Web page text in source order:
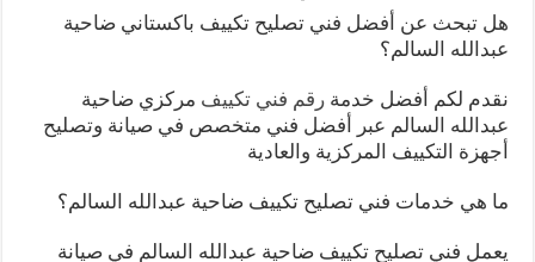
هل تبحث عن أفضل فني تصليح تكييف باكستاني ضاحية
عبدالله السالم؟
نقدم لكم أفضل خدمةرقم فني تكييف مركزي ضاحية
عبدالله السالم عبر أفضل فني متخصص في صيانة وتصليح
أجهزة التكييف المركزية والعادية
ما هي خدمات فني تصليح تكييف ضاحية عبدالله السالم؟
يعمل فني تصليح تكييف ضاحية عبدالله السالم في صيانة